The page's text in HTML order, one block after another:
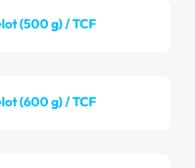
(500 g) / TCF
(600 g) / TCF